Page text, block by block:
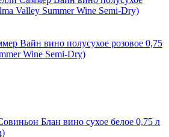
Вайн вино полусухое розовое 0,75
Wine Semi-Dry)